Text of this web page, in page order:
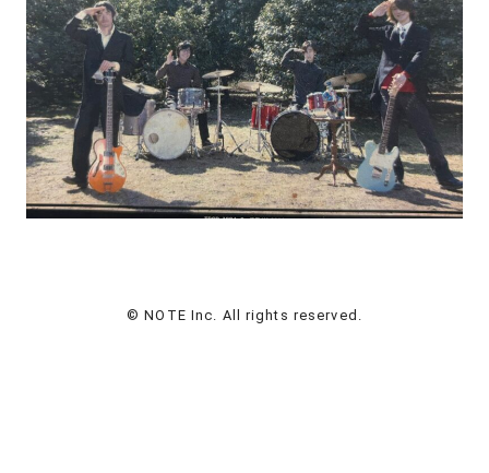
© NOTE Inc. All rights reserved.